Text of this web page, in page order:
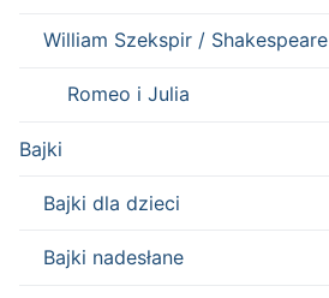
William Szekspir / Shakespeare
Romeo i Julia
Bajki
Bajki dla dzieci
Bajki nadesłane